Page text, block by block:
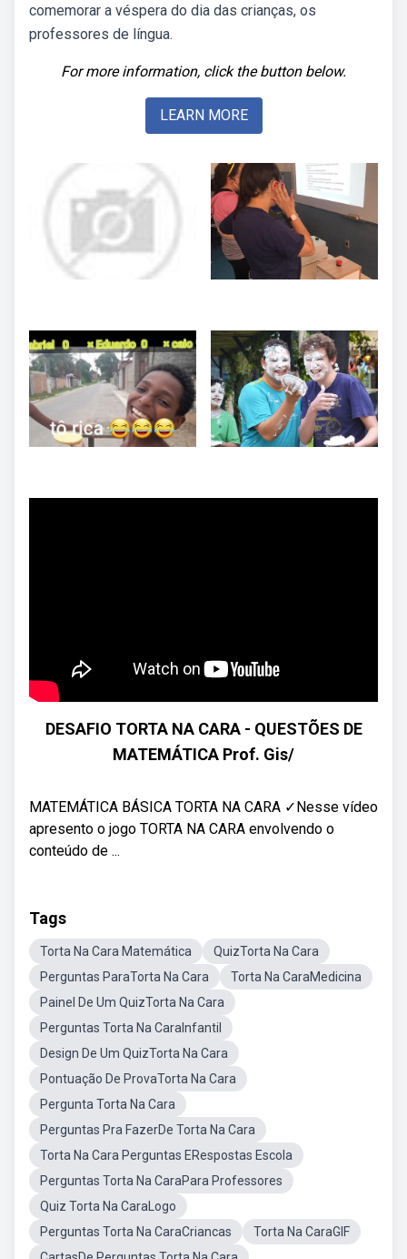
comemorar a véspera do dia das crianças, os
professores de língua.
For more information, click the button below.
LEARN MORE
DESAFIO TORTA NA CARA - QUESTÕES DE
MATEMÁTICA Prof. Gis/
MATEMÁTICA BÁSICA TORTA NA CARA ✓Nesse vídeo
apresento o jogo TORTA NA CARA envolvendo o
conteúdo de ...
Tags
Torta Na Cara Matemática
QuizTorta Na Cara
Perguntas ParaTorta Na Cara
Torta Na CaraMedicina
Painel De Um QuizTorta Na Cara
Perguntas Torta Na CaraInfantil
Design De Um QuizTorta Na Cara
Pontuação De ProvaTorta Na Cara
Pergunta Torta Na Cara
Perguntas Pra FazerDe Torta Na Cara
Torta Na Cara Perguntas ERespostas Escola
Perguntas Torta Na CaraPara Professores
Quiz Torta Na CaraLogo
Perguntas Torta Na CaraCriancas
Torta Na CaraGIF